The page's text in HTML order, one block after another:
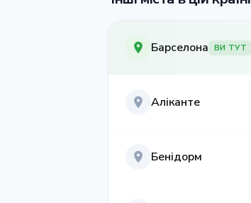
Барселона ВИ ТУТ
Аліканте
Бенідорм